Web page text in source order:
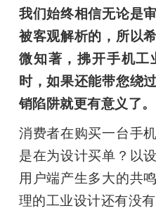
开
课
活
动
我们始终相信无论是
被客观解析的，所以
微知著，拂开手机工
时，如果还能带您绕
销陷阱就更有意义了。
消费者在购买一台手
是在为设计买单？以
用户端产生多大的共
理的工业设计还有没